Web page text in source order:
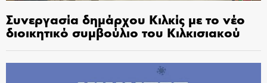
Συνεργασία δημάρχου Κιλκίς με το νέο
διοικητικό συμβούλιο του Κιλκισιακού